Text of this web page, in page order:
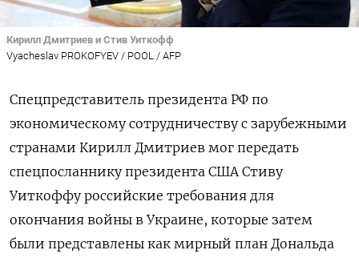
Кирилл Дмитриев и Стив Уиткофф
Vyacheslav PROKOFYEV / POOL / AFP
Спецпредставитель президента РФ по
экономическому сотрудничеству с зарубежными
странами Кирилл Дмитриев мог передать
спецпосланнику президента США Стиву
Уиткоффу российские требования для
окончания войны в Украине, которые затем
были представлены как мирный план Дональда